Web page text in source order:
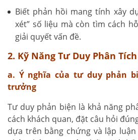
Biết phản hồi mang tính xây
xét” số liệu mà còn tìm cách
giải quyết vấn đề.
2. Kỹ Năng Tư Duy Phân
a. Ý nghĩa của tư duy phản
trưởng
Tư duy phản biện là khả năng
cách khách quan, đặt câu hỏi
dựa trên bằng chứng và lập